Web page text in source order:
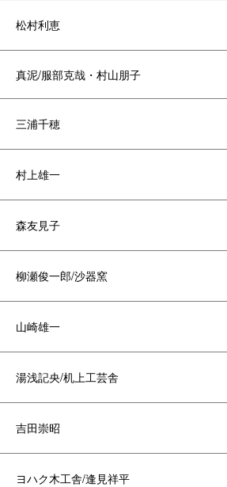
松村利恵
真泥/服部克哉・村山朋子
三浦千穂
村上雄一
森友見子
柳瀬俊一郎/沙器窯
山崎雄一
湯浅記央/机上工芸舎
吉田崇昭
ヨハク木工舎/逢見祥平